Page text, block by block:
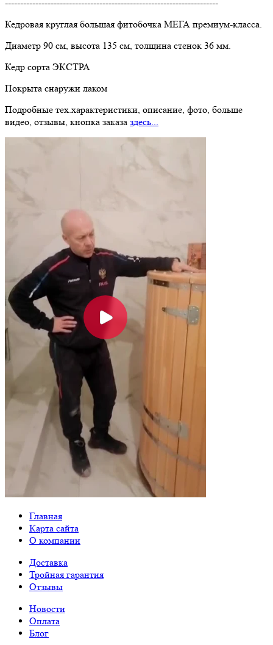
----------------------------------------------------------------------
Кедровая круглая большая фитобочка МЕГА премиум-класса.
Диаметр 90 см, высота 135 см, толщина стенок 36 мм.
Кедр сорта ЭКСТРА
Покрыта снаружи лаком
Подробные тех.характеристики, описание, фото, больше
видео, отзывы, кнопка заказа здесь...
Главная
Карта сайта
О компании
Доставка
Тройная гарантия
Отзывы
Новости
Оплата
Блог